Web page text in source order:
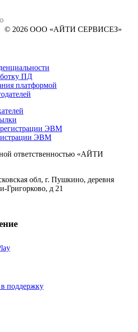
© 2026 ООО «АЙТИ СЕРВИСЕЗ»
ПД
платформой
регистрации ЭВМ
ЭВМ
ответственностью «АЙТИ
обл, г. Пушкино, деревня
Григорково, д 21
поддержку